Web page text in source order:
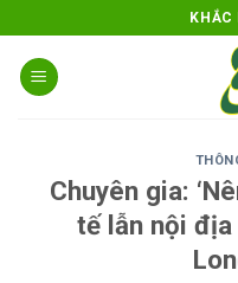
to
content
KHẮC
Chuyên gia:
tế lẫn nội địa